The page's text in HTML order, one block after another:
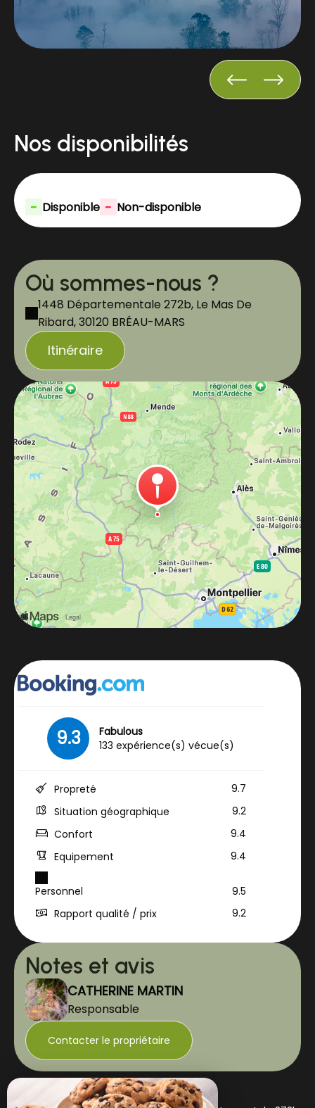
Nos disponibilités
- Disponible - Non-disponible
Où sommes-nous ?
1448 Départementale 272b, Le Mas De
Ribard, 30120 BRÉAU-MARS
Itinéraire
9.3
Fabulous
133 expérience(s) vécue(s)
Propreté
9.7
Situation géographique
9.2
Confort
9.4
Equipement
9.4
Personnel
9.5
Rapport qualité / prix
9.2
Notes et avis
CATHERINE MARTIN
Responsable
Contacter le propriétaire